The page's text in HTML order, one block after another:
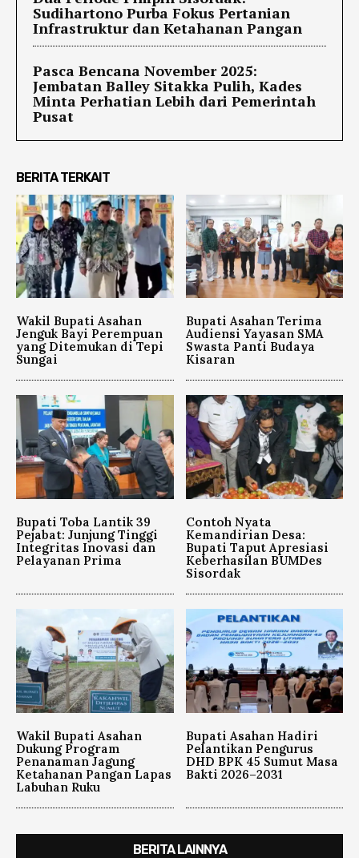
Sudihartono Purba Fokus Pertanian
Infrastruktur dan Ketahanan Pangan
Pasca Bencana November 2025:
Jembatan Balley Sitakka Pulih, Kades
Minta Perhatian Lebih dari Pemerintah
Pusat
BERITA TERKAIT
Wakil Bupati Asahan
Jenguk Bayi Perempuan
yang Ditemukan di Tepi
Sungai
Bupati Asahan Terima
Audiensi Yayasan SMA
Swasta Panti Budaya
Kisaran
Bupati Toba Lantik 39
Pejabat: Junjung Tinggi
Integritas Inovasi dan
Pelayanan Prima
Contoh Nyata
Kemandirian Desa:
Bupati Taput Apresiasi
Keberhasilan BUMDes
Sisordak
Wakil Bupati Asahan
Dukung Program
Penanaman Jagung
Ketahanan Pangan Lapas
Labuhan Ruku
Bupati Asahan Hadiri
Pelantikan Pengurus
DHD BPK 45 Sumut Masa
Bakti 2026–2031
BERITA LAINNYA